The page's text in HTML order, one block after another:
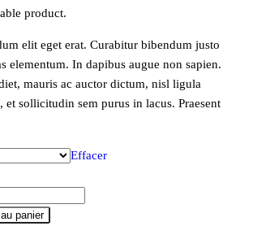
$49.00
à
$90.00
product.
elit eget erat. Curabitur bibendum justo
elementum. In dapibus augue non sapien.
mauris ac auctor dictum, nisl ligula
et sollicitudin sem purus in lacus. Praesent
Effacer
panier